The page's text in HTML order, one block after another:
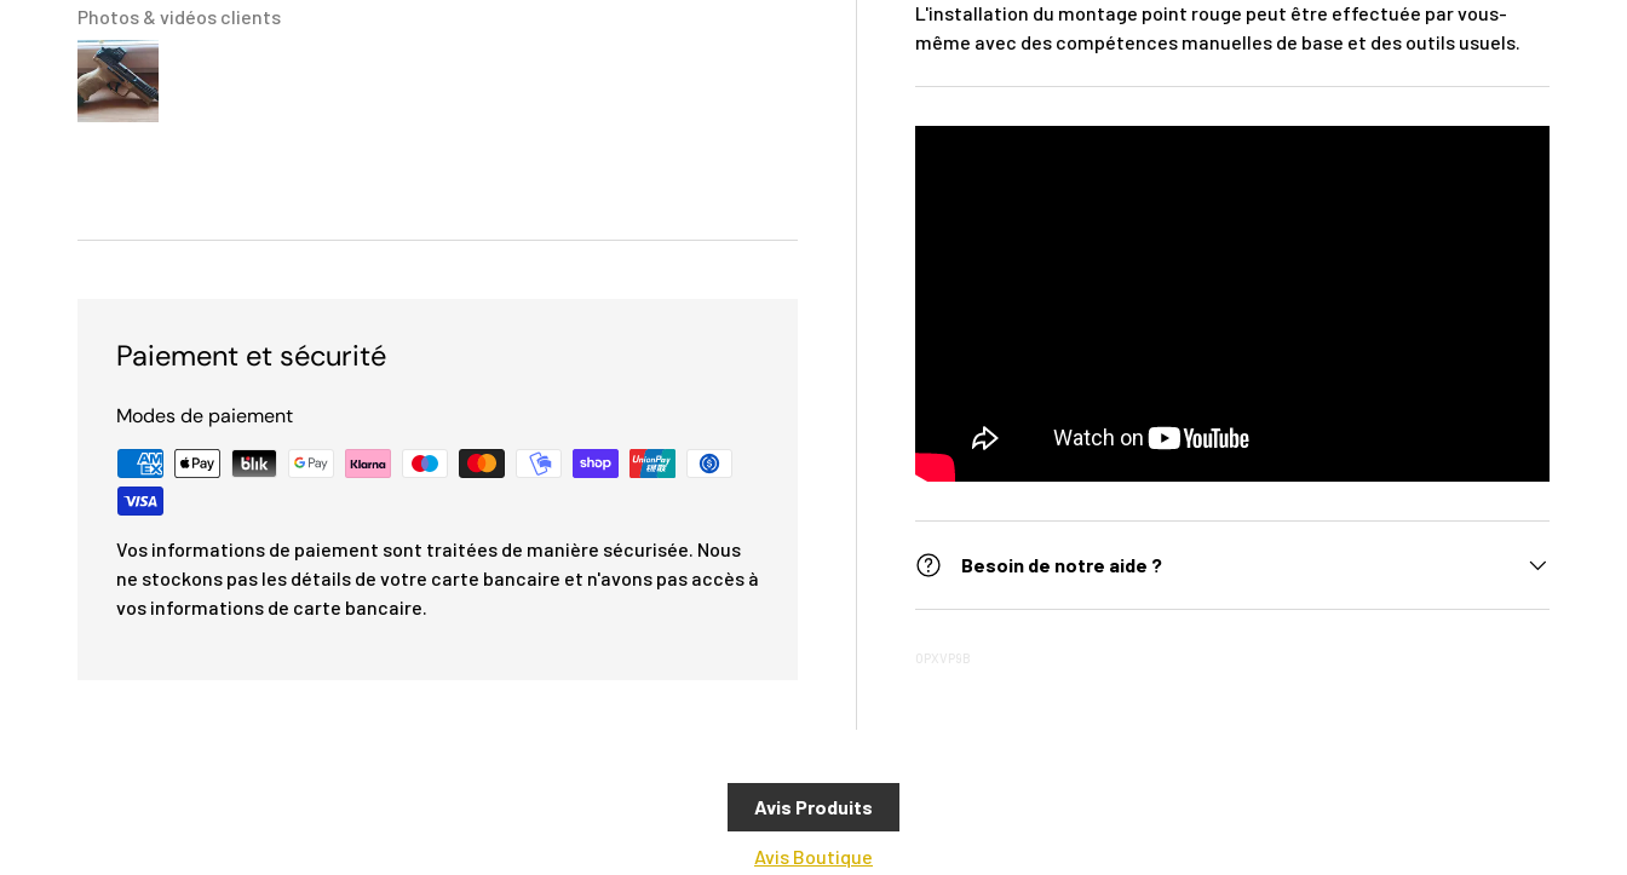
L'installation du montage point rouge peut être effectuée par vous-
même avec des compétences manuelles de base et des outils usuels.
Besoin de notre aide ?
OPXVP9B
Photos & vidéos clients
Paiement et sécurité
Modes de paiement
Vos informations de paiement sont traitées de manière sécurisée. Nous
ne stockons pas les détails de votre carte bancaire et n'avons pas accès à
vos informations de carte bancaire.
Avis Produits
Avis Boutique